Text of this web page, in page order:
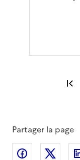
Partager la page
Partager